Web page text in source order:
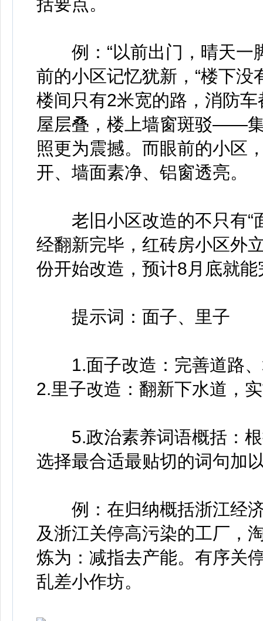
例：“以前出门，晴天一
前的小区记忆犹新，“楼下
楼间只有2米宽的路，消防
屋层叠，楼上墙窗斑驳——
照更为震撼。而眼前的小区
开、墙面素净、铝窗透亮。
老旧小区改造的不只有“面
经翻新完毕，红砖房小区外
份开始改造，预计8月底就
提示词：面子、里子
1.面子改造：完善道路、
2.里子改造：翻新下水道，
5.政治素养词语概括：根
选择最合适最贴切的词句加
例：在归纳概括浙江经济
及浙江关停高污染的工厂，
炼为：减指去产能。有序关
乱差小作坊。